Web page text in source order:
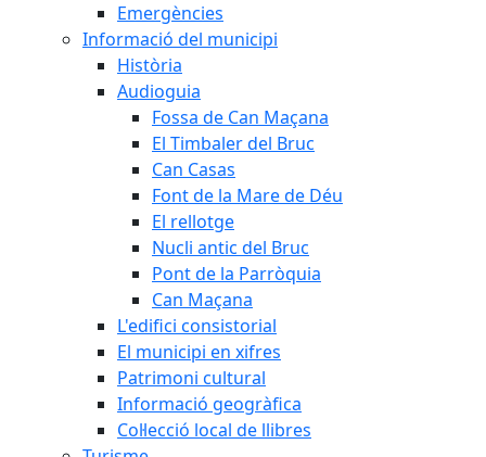
Emergències
Informació del municipi
Història
Audioguia
Fossa de Can Maçana
El Timbaler del Bruc
Can Casas
Font de la Mare de Déu
El rellotge
Nucli antic del Bruc
Pont de la Parròquia
Can Maçana
L'edifici consistorial
El municipi en xifres
Patrimoni cultural
Informació geogràfica
Col·lecció local de llibres